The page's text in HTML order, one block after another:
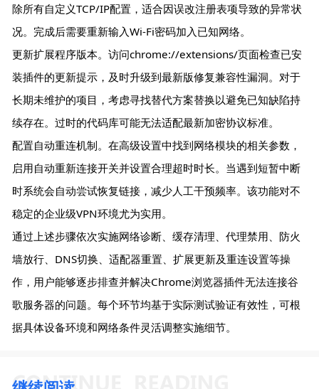
除所有自定义TCP/IP配置，适合因误改注册表项导致的异常状
况。完成后需要重新输入Wi-Fi密码加入已知网络。
更新扩展程序版本。访问chrome://extensions/页面检查已安
装插件的更新提示，及时升级到最新版修复兼容性漏洞。对于
长期未维护的项目，考虑寻找替代方案替换以避免已知缺陷持
续存在。过时的代码库可能无法适配最新加密协议标准。
配置自动重连机制。在高级设置中找到网络模块的相关参数，
启用自动重新连接开关并设置合理超时时长。当遇到短暂中断
时系统会自动尝试恢复链接，减少人工干预频率。该功能对不
稳定的企业级VPN环境尤为实用。
通过上述步骤依次实施网络诊断、缓存清理、代理禁用、防火
墙放行、DNS切换、适配器重置、扩展更新及重连设置等操
作，用户能够逐步排查并解决Chrome浏览器插件无法连接谷
歌服务器的问题。每个环节均基于实际测试验证有效性，可根
据具体设备环境和网络条件灵活调整实施细节。